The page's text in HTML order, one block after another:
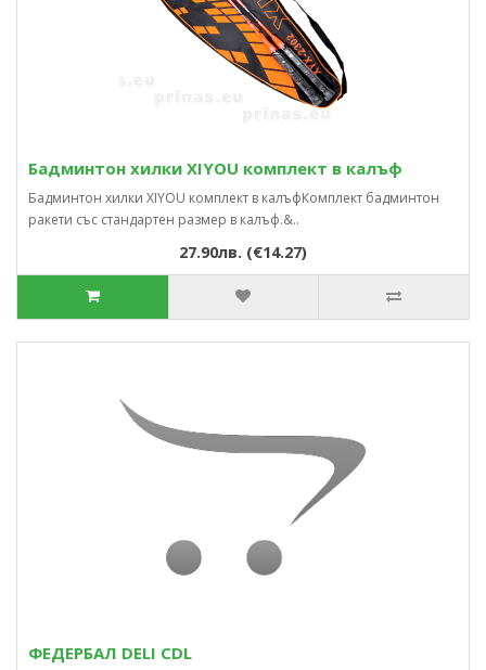
Бадминтон хилки ХIYOU комплект в калъф
Бадминтон хилки ХIYOU комплект в калъфКомплект бадминтон
ракети със стандартен размер в калъф.&..
27.90лв. (€14.27)
ФЕДЕРБАЛ DELI CDL